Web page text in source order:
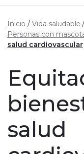
Inicio Vida saludable
Personas con
salud cardiovascular
salud